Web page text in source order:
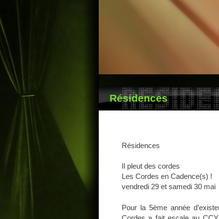
Résidences
Résidences
Il pleut des cordes
Les Cordes en Cadence(s) !
vendredi 29 et samedi 30 mai
Pour la 5ème année